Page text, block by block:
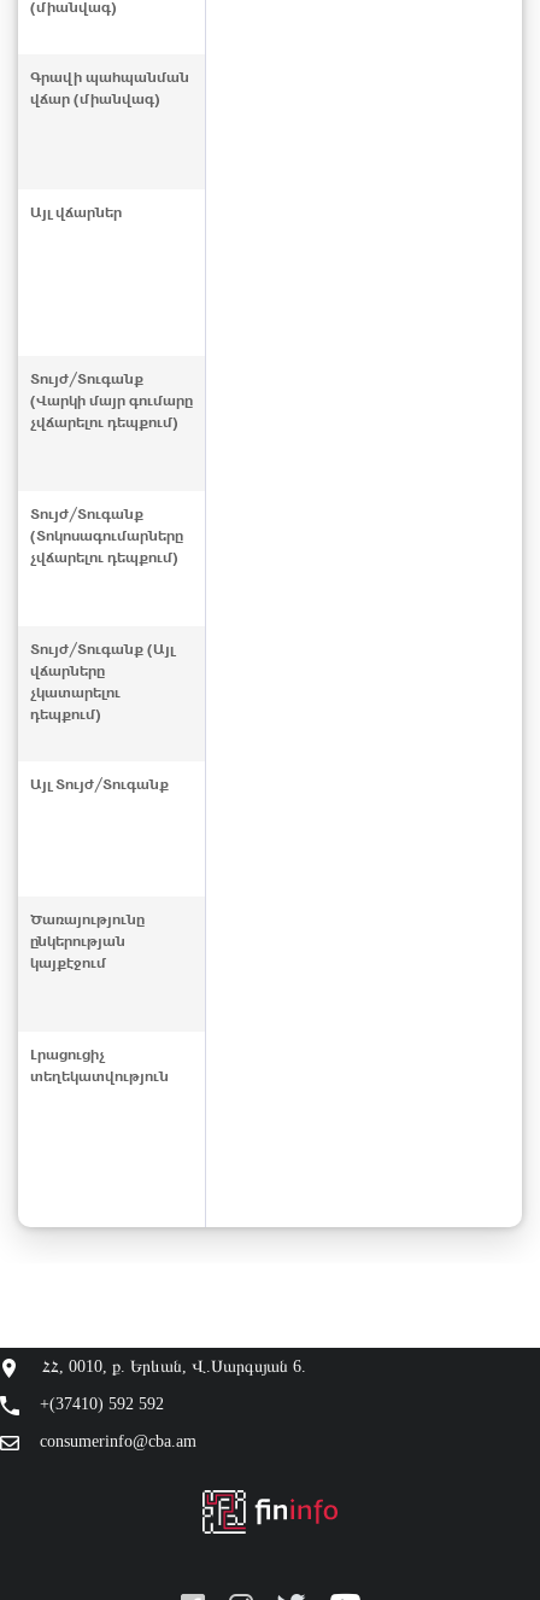
(միանվագ)
Գրավի պահպանման
վճար (միանվագ)
Այլ վճարներ
Տույժ/Տուգանք
(Վարկի մայր գումարը
չվճարելու դեպքում)
Տույժ/Տուգանք
(Տոկոսագումարները
չվճարելու դեպքում)
Տույժ/Տուգանք (Այլ
վճարները
չկատարելու
դեպքում)
Այլ Տույժ/Տուգանք
Ծառայությունը
ընկերության
կայքէջում
Լրացուցիչ
տեղեկատվություն
ՀՀ, 0010, ք. Երևան, Վ.Սարգսյան 6.
+(37410) 592 592
consumerinfo@cba.am